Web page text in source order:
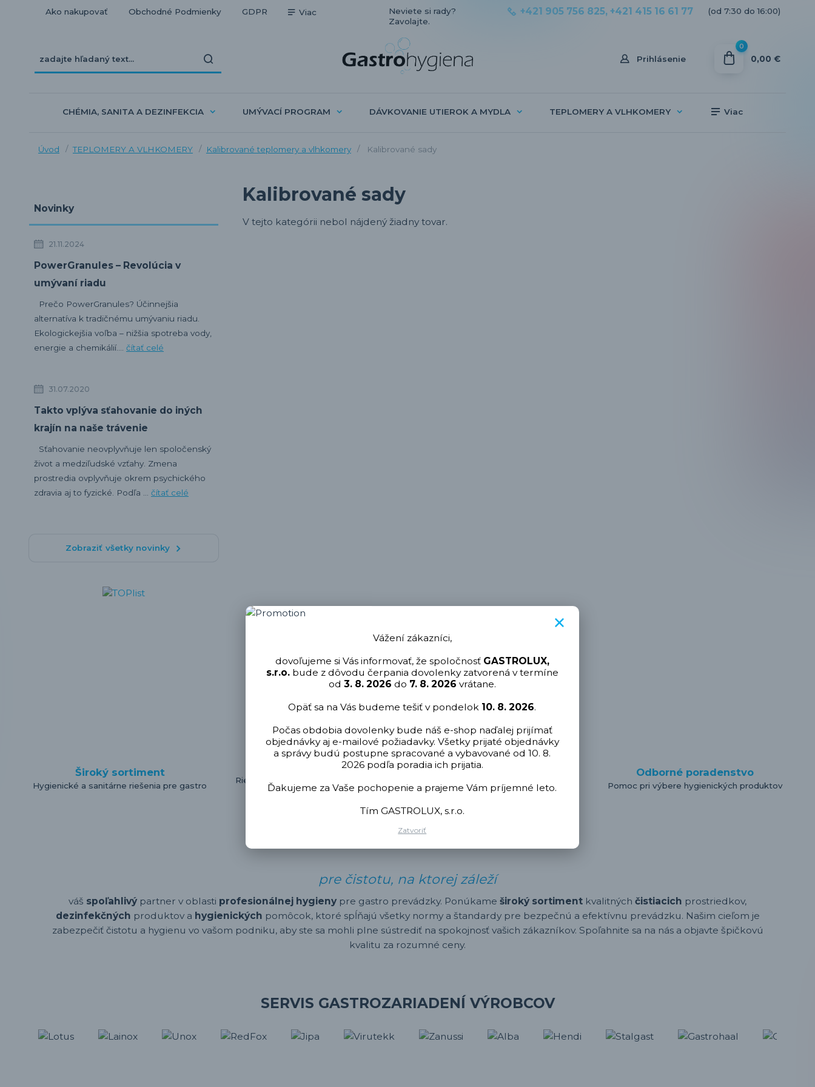
Ako nakupovať Obchodné Podmienky GDPR Viac
Prihlásenie
Neviete si rady?
Zavolajte.
+421 905 756 825, +421 415 16 61 77 (od 7:30 do 16:00)
0
0,00 €
CHÉMIA, SANITA A DEZINFEKCIA UMÝVACÍ PROGRAM DÁVKOVANIE UTIEROK A MYDLA TEPLOMERY A VLHKOMERY Viac
Úvod TEPLOMERY A VLHKOMERY Kalibrované teplomery a vlhkomery Kalibrované sady
Kalibrované sady
V tejto kategórii nebol nájdený žiadny tovar.
Novinky
21.11.2024
PowerGranules – Revolúcia v
umývaní riadu
Prečo PowerGranules? Účinnejšia
alternatíva k tradičnému umývaniu riadu.
Ekologickejšia voľba – nižšia spotreba vody,
energie a chemikálií.... čítať celé
31.07.2020
Takto vplýva sťahovanie do iných
krajín na naše trávenie
Sťahovanie neovplyvňuje len spoločenský
život a medziľudské vzťahy. Zmena
prostredia ovplyvňuje okrem psychického
zdravia aj to fyzické. Podľa ... čítať celé
Zobraziť všetky novinky
Široký sortiment
Hygienické a sanitárne riešenia pre gastro
Certifikovaná kvalita
Riešenia spĺňajúce prísne hygienické
štandardy
Stabilné zásoby
čakania
Odborné poradenstvo
Pomoc pri výbere hygienických produktov
pre čistotu, na ktorej záleží
váš spoľahlivý partner v oblasti profesionálnej hygieny pre gastro prevádzky. Ponúkame široký sortiment kvalitných čistiacich prostriedkov,
dezinfekčných produktov a hygienických pomôcok, ktoré spĺňajú všetky normy a štandardy pre bezpečnú a efektívnu prevádzku. Našim cieľom je
zabezpečiť čistotu a hygienu vo vašom podniku, aby ste sa mohli plne sústrediť na spokojnosť vašich zákazníkov. Spoľahnite sa na nás a objavte špičkovú
kvalitu za rozumné ceny.
SERVIS GASTROZARIADENÍ VÝROBCOV
Vážení zákazníci,
dovoľujeme si Vás informovať, že spoločnosť GASTROLUX,
s.r.o.bude z dôvodu čerpania dovolenky zatvorená v termíne
od 3. 8. 2026 do 7. 8. 2026 vrátane.
Opäť sa na Vás budeme tešiť v pondelok 10. 8. 2026.
Počas obdobia dovolenky bude náš e-shop naďalej prijímať
objednávky aj e-mailové požiadavky. Všetky prijaté objednávky
a správy budú postupne spracované a vybavované od 10. 8.
2026 podľa poradia ich prijatia.
Ďakujeme za Vaše pochopenie a prajeme Vám príjemné leto.
Tím GASTROLUX, s.r.o.
Zatvoriť